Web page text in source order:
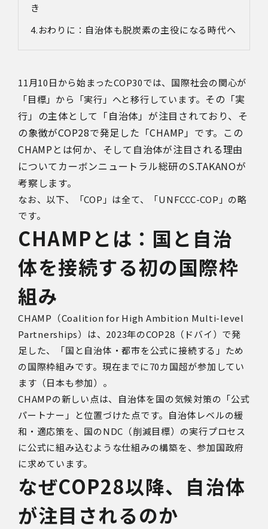
き
おわりに：自治体も脱炭素の主役になる時代へ
11月10日から始まったCOP30では、国際社会の関心が
「目標」から「実行」へと移行しています。 その「実
行」の主体として「自治体」が注目されており、そ
の象徴がCOP28で発足した「CHAMP」です。この
CHAMPとは何か、そして自治体が注目される理由
について カーボンニュートラル総研のS.TAKANOが
考察します。
なお、以下、「COP」は全て、「UNFCCC-COP」の略
です。
CHAMPとは：国と自治
体を接続する初の国際枠
組み
CHAMP （Coalition for High Ambition Multi-level
Partnerships）は、 2023年のCOP28 （ドバイ）で発
足した、「国と自治体・都市を公式に接続する」ため
の国際枠組みです。現在までに70カ国超が参加してい
ます（日本も参加）。
CHAMPの新しい点は、自治体を国の気候対策の「公式
パートナー」と位置づけた点です。自治体レベルの緩
和・適応策を、国のNDC （削減目標）の実行プロセス
に公式に組み込むような仕組みの構築を、参加国政府
に求めています。
なぜCOP28以降、自治体
が注目されるのか